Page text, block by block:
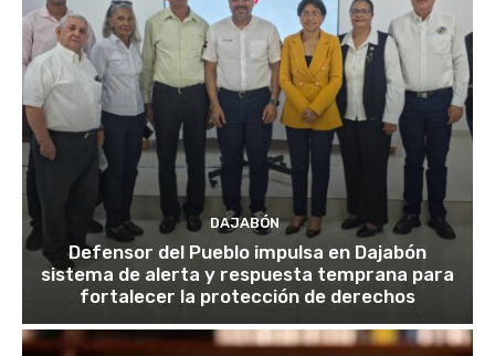
DAJABÓN
Defensor del Pueblo impulsa en Dajabón
sistema de alerta y respuesta temprana para
fortalecer la protección de derechos